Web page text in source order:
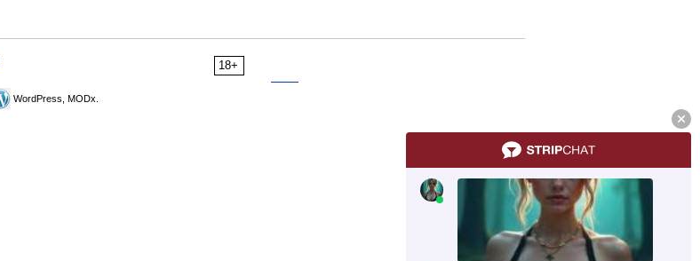
18+
WordPress, MODx.